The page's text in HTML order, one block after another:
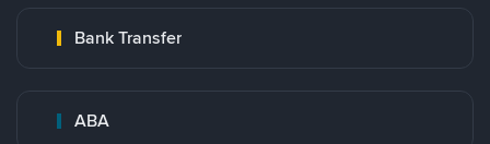
Bank Transfer
ABA